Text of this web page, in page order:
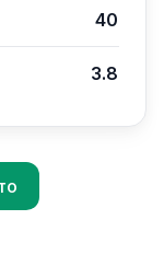
40
3.8